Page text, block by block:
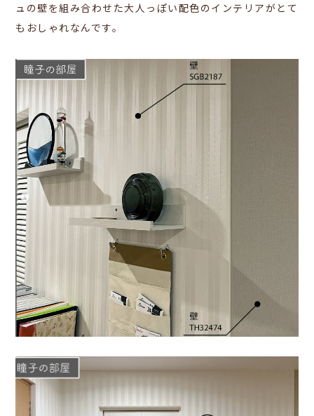
ュの壁を組み合わせた大人っぽい配色のインテリアがとて
もおしゃれなんです。